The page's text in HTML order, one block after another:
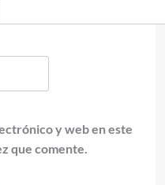
y web en este
que comente.